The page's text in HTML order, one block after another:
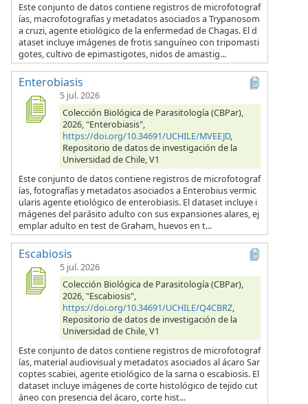
Este conjunto de datos contiene registros de microfotograf
ías, macrofotografías y metadatos asociados a Trypanosom
a cruzi, agente etiológico de la enfermedad de Chagas. El d
ataset incluye imágenes de frotis sanguíneo con tripomasti
gotes, cultivo de epimastigotes, nidos de amastig...
Enterobiasis
5 jul. 2026
Colección Biológica de Parasitología (CBPar),
2026, "Enterobiasis",
https://doi.org/10.34691/UCHILE/MVEEJD,
Repositorio de datos de investigación de la
Universidad de Chile, V1
Este conjunto de datos contiene registros de microfotograf
ías, fotografías y metadatos asociados a Enterobius vermic
ularis agente etiológico de enterobiasis. El dataset incluye i
mágenes del parásito adulto con sus expansiones alares, ej
emplar adulto en test de Graham, huevos en t...
Escabiosis
5 jul. 2026
Colección Biológica de Parasitología (CBPar),
2026, "Escabiosis",
https://doi.org/10.34691/UCHILE/Q4CBRZ,
Repositorio de datos de investigación de la
Universidad de Chile, V1
Este conjunto de datos contiene registros de microfotograf
ías, material audiovisual y metadatos asociados al ácaro Sar
coptes scabiei, agente etiológico de la sarna o escabiosis. El
dataset incluye imágenes de corte histológico de tejido cut
áneo con presencia del ácaro, corte hist...